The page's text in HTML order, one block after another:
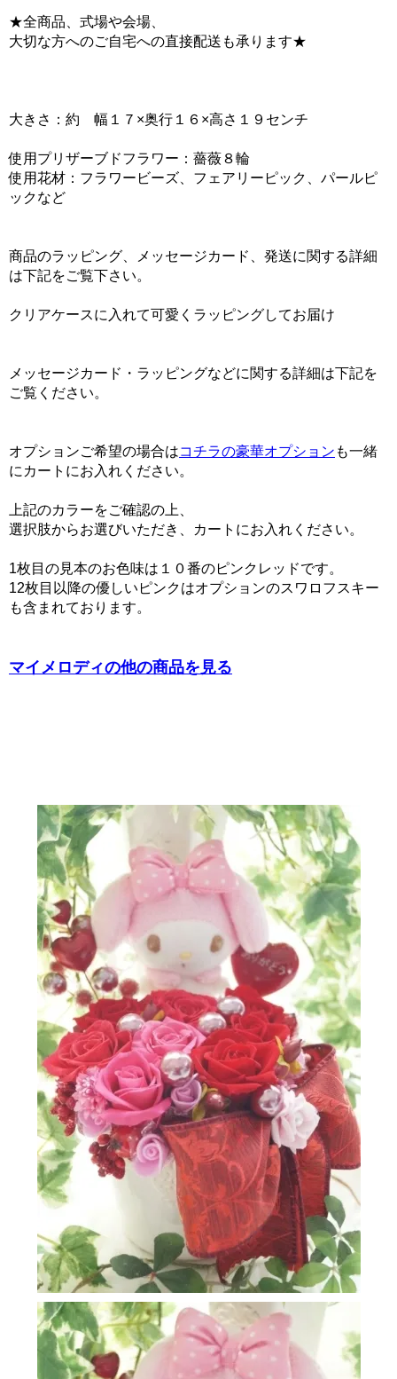
★全商品、式場や会場、
大切な方へのご自宅への直接配送も承ります★
大きさ：約 幅１７×奥行１６×高さ１９センチ
使用プリザーブドフラワー：薔薇８輪
使用花材：フラワービーズ、フェアリーピック、パールピ
ックなど
商品のラッピング、メッセージカード、発送に関する詳細
は下記をご覧下さい。
クリアケースに入れて可愛くラッピングしてお届け
メッセージカード・ラッピングなどに関する詳細は下記を
ご覧ください。
オプションご希望の場合はコチラの豪華オプション も一緒
にカートにお入れください。
上記のカラーをご確認の上、
選択肢からお選びいただき、カートにお入れください。
1枚目の見本のお色味は１０番のピンクレッドです。
12枚目以降の優しいピンクはオプションのスワロフスキー
も含まれております。
マイメロディの他の商品を見る